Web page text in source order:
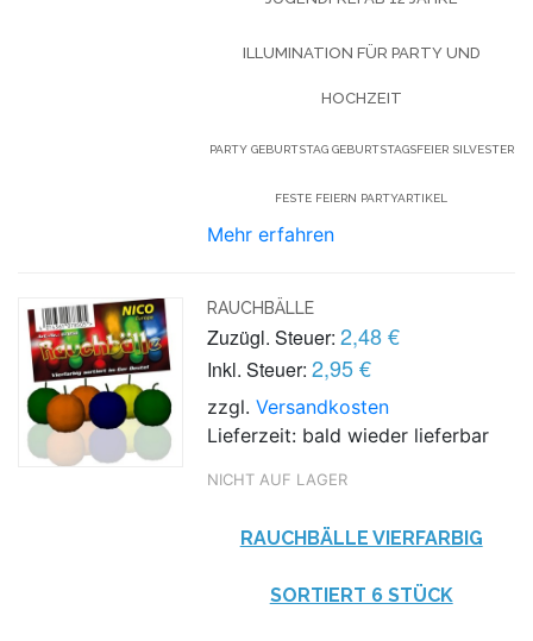
ILLUMINATION FÜR PARTY UND
HOCHZEIT
PARTY GEBURTSTAG GEBURTSTAGSFEIER SILVESTER
FESTE FEIERN PARTYARTIKEL
Mehr erfahren
RAUCHBÄLLE
Zuzügl. Steuer: 2,48 €
Inkl. Steuer: 2,95 €
zzgl.Versandkosten
Lieferzeit: bald wieder lieferbar
NICHT AUF LAGER
RAUCHBÄLLE VIERFARBIG
SORTIERT 6 STÜCK